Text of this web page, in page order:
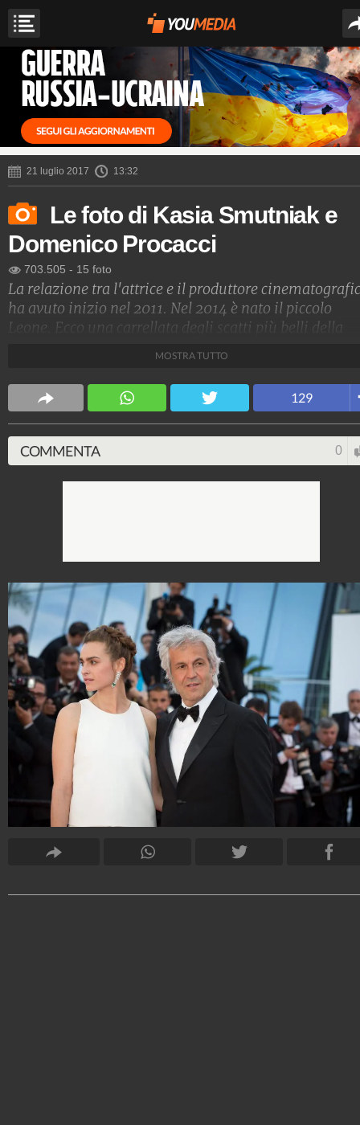
21 luglio 2017 13:32
Le foto di Kasia Smutniak e
Domenico Procacci
703.505 - 15 foto
La relazione tra l'attrice e il produttore
ha avuto inizio nel 2011. Nel 2014 è nato il piccolo
Leone. Ecco una carrellata degli scatti più belli della
Spettacolo Fanpage
4.053.354.831 9.454 video 76.076 foto
MOSTRA TUTTO
129
COMMENTA 0